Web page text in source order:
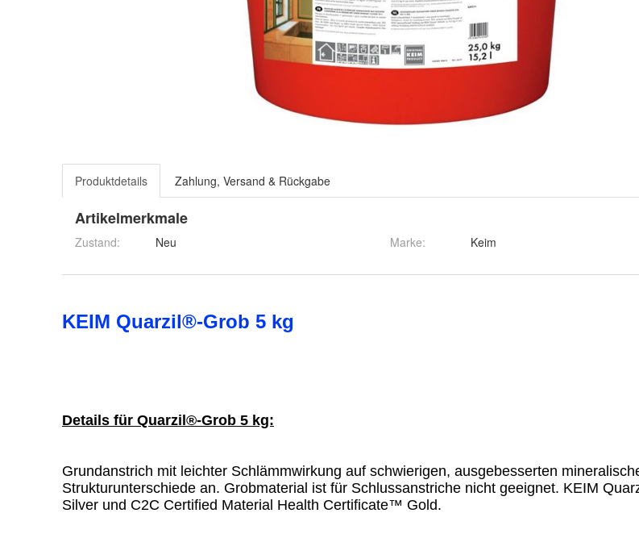
Produktdetails Zahlung, Versand & Rückgabe
Artikelmerkmale
Zustand: Neu Marke: Keim